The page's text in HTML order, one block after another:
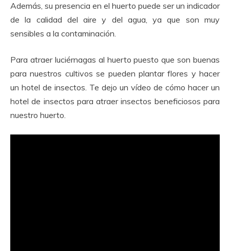
Además, su presencia en el huerto puede ser un indicador
de la calidad del aire y del agua, ya que son muy
sensibles a la contaminación.
Para atraer luciérnagas al huerto puesto que son buenas
para nuestros cultivos se pueden plantar flores y hacer
un hotel de insectos. Te dejo un vídeo de cómo hacer un
hotel de insectos para atraer insectos beneficiosos para
nuestro huerto.